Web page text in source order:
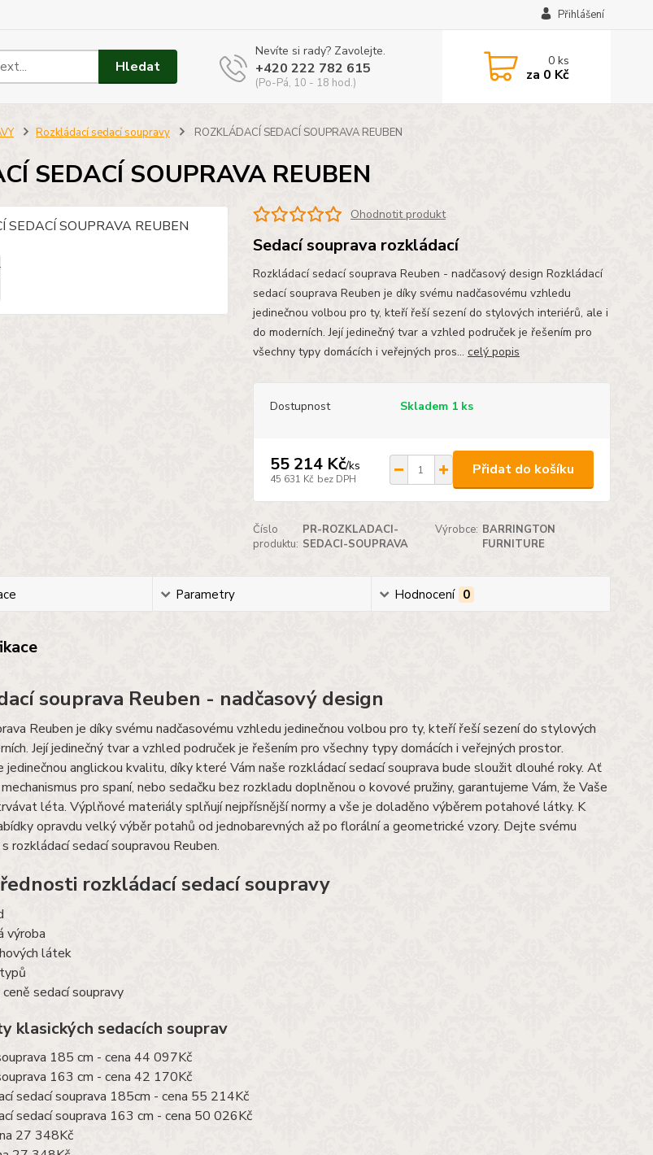
Přihlášení
Hledat
Nevíte si rady? Zavolejte.
+420 222 782 615
(Po-Pá, 10 - 18 hod.)
0ks
za 0 Kč
Rozkládací sedací soupravy ROZKLÁDACÍ SEDACÍ SOUPRAVA REUBEN
SEDACÍ SOUPRAVA REUBEN
Ohodnotit produkt
Sedací souprava rozkládací
Rozkládací sedací souprava Reuben - nadčasový design Rozkládací
sedací souprava Reuben je díky svému nadčasovému vzhledu
jedinečnou volbou pro ty, kteří řeší sezení do stylových interiérů, ale i
do moderních. Její jedinečný tvar a vzhled područek je řešením pro
všechny typy domácích i veřejných pros... celý popis
Dostupnost Skladem 1 ks
55 214 Kč/ks
45 631 Kč bez DPH
Přidat do košíku
Číslo
produktu:
PR-ROZKLADACI-
SEDACI-SOUPRAVA
Výrobce: BARRINGTON
FURNITURE
Parametry Hodnocení 0
souprava Reuben - nadčasový design
Reuben je díky svému nadčasovému vzhledu jedinečnou volbou pro ty, kteří řeší sezení do stylových
Její jedinečný tvar a vzhled područek je řešením pro všechny typy domácích i veřejných prostor.
anglickou kvalitu, díky které Vám naše rozkládací sedací souprava bude sloužit dlouhé roky. Ať
pro spaní, nebo sedačku bez rozkladu doplněnou o kovové pružiny, garantujeme Vám, že Vaše
léta. Výplňové materiály splňují nejpřísnější normy a vše je doladěno výběrem potahové látky. K
opravdu velký výběr potahů od jednobarevných až po florální a geometrické vzory. Dejte svému
rozkládací sedací soupravou Reuben.
rozkládací sedací soupravy
výroba
látek
sedací soupravy
klasických sedacích souprav
185 cm - cena 44 097Kč
163 cm - cena 42 170Kč
sedací souprava 185cm - cena 55 214Kč
sedací souprava 163 cm - cena 50 026Kč
27 348Kč